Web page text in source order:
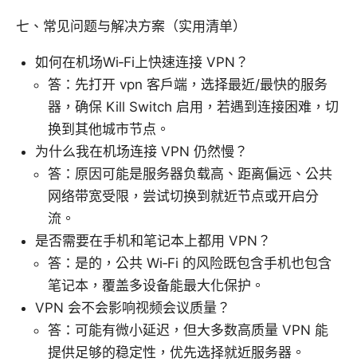
七、常见问题与解决方案（实用清单）
如何在机场Wi‑Fi上快速连接 VPN？
答：先打开 vpn 客户端，选择最近/最快的服务
器，确保 Kill Switch 启用，若遇到连接困难，切
换到其他城市节点。
为什么我在机场连接 VPN 仍然慢？
答：原因可能是服务器负载高、距离偏远、公共
网络带宽受限，尝试切换到就近节点或开启分
流。
是否需要在手机和笔记本上都用 VPN？
答：是的，公共 Wi‑Fi 的风险既包含手机也包含
笔记本，覆盖多设备能最大化保护。
VPN 会不会影响视频会议质量？
答：可能有微小延迟，但大多数高质量 VPN 能
提供足够的稳定性，优先选择就近服务器。